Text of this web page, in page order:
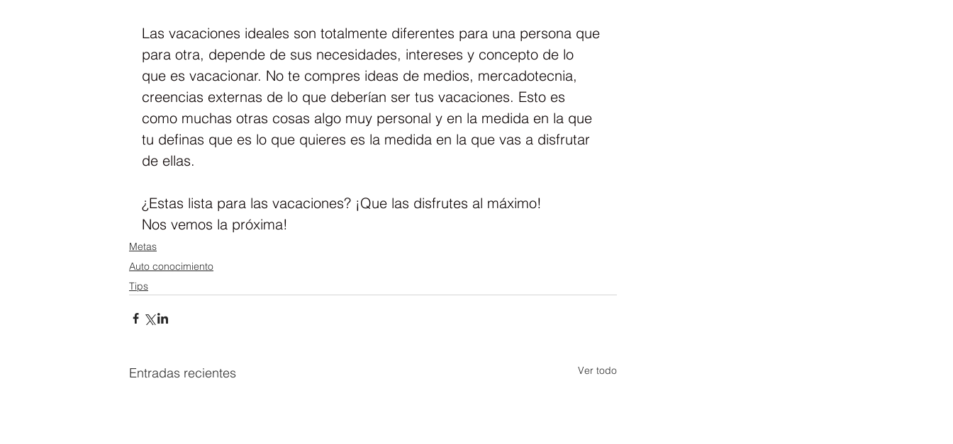
Las vacaciones ideales son totalmente diferentes para una persona que
para otra, depende de sus necesidades, intereses y concepto de lo
que es vacacionar. No te compres ideas de medios, mercadotecnia,
creencias externas de lo que deberían ser tus vacaciones. Esto es
como muchas otras cosas algo muy personal y en la medida en la que
tu definas que es lo que quieres es la medida en la que vas a disfrutar
de ellas.
¿Estas lista para las vacaciones? ¡Que las disfrutes al máximo!
Nos vemos la próxima!
Metas
Auto conocimiento
Tips
Entradas recientes Ver todo